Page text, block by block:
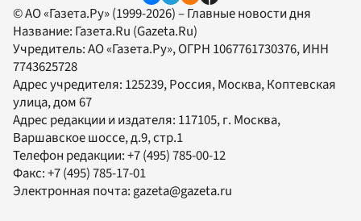
© АО «Газета.Ру» (1999-2026) – Главные новости дня
Название: Газета.Ru (Gazeta.Ru)
Учредитель:АО «Газета.Ру», ОГРН 1067761730376, ИНН
7743625728
Адрес учредителя: 125239, Россия, Москва, Коптевская
улица, дом 67
Адрес редакции и издателя: 117105, г. Москва,
Варшавское шоссе, д.9, стр.1
Телефон редакции:+7 (495) 785-00-12
Факс:+7 (495) 785-17-01
Электронная почта: gazeta@gazeta.ru